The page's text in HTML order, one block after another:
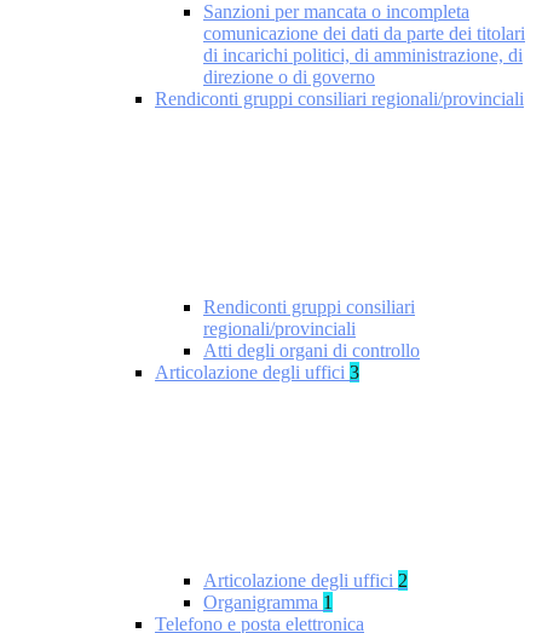
Sanzioni per mancata o incompleta
comunicazione dei dati da parte dei titolari
di incarichi politici, di amministrazione, di
direzione o di governo
Rendiconti gruppi consiliari regionali/provinciali
Rendiconti gruppi consiliari
regionali/provinciali
Atti degli organi di controllo
Articolazione degli uffici 3
Articolazione degli uffici 2
Organigramma 1
Telefono e posta elettronica